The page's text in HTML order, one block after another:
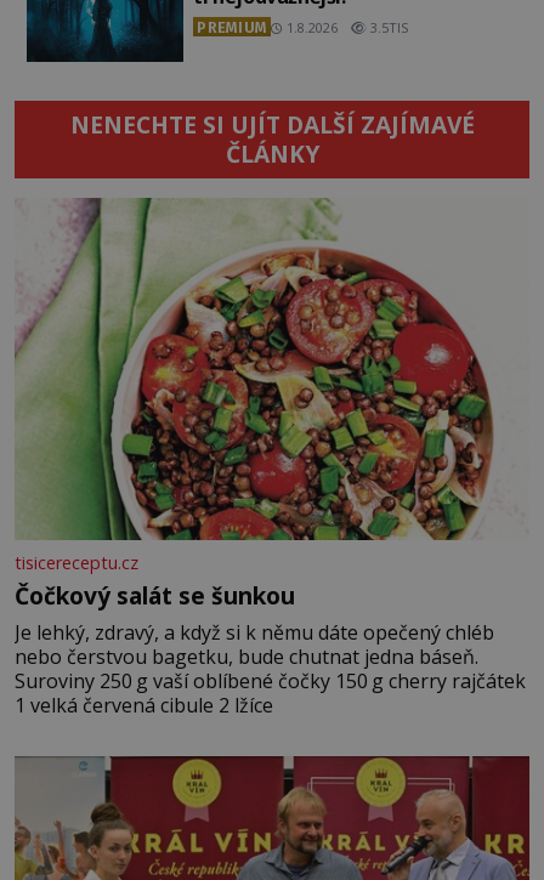
PREMIUM 1.8.2026 3.5TIS
NENECHTE SI UJÍT DALŠÍ ZAJÍMAVÉ
ČLÁNKY
tisicereceptu.cz
Čočkový salát se šunkou
Je lehký, zdravý, a když si k němu dáte opečený chléb
nebo čerstvou bagetku, bude chutnat jedna báseň.
Suroviny 250 g vaší oblíbené čočky 150 g cherry rajčátek
1 velká červená cibule 2 lžíce